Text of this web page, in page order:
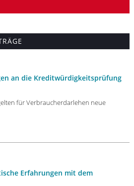
an die Kreditwürdigkeitsprüfung
für Verbraucherdarlehen neue
Erfahrungen mit dem